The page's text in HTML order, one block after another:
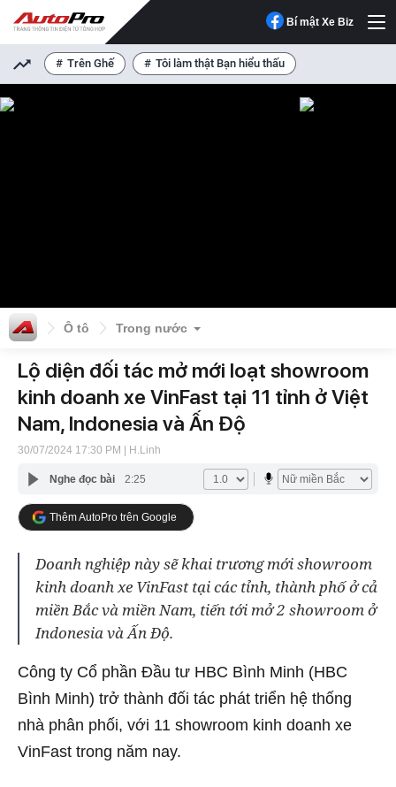
Bí mật Xe Biz
Trên Ghế Tôi làm thật Bạn hiểu thấu
Ô tô Trong nước
Lộ diện đối tác mở mới loạt showroom
kinh doanh xe VinFast tại 11 tỉnh ở Việt
Nam, Indonesia và Ấn Độ
30/07/2024 17:30 PM | H.Linh
Nghe đọc bài 2:25
Thêm AutoPro trên Google
Doanh nghiệp này sẽ khai trương mới showroom
kinh doanh xe VinFast tại các tỉnh, thành phố ở cả
miền Bắc và miền Nam, tiến tới mở 2 showroom ở
Indonesia và Ấn Độ.
Công ty Cổ phần Đầu tư HBC Bình Minh (HBC
Bình Minh) trở thành đối tác phát triển hệ thống
nhà phân phối, với 11 showroom kinh doanh xe
VinFast trong năm nay.